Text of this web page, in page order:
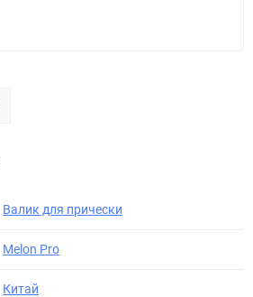
Валик для прически
Melon Pro
Китай